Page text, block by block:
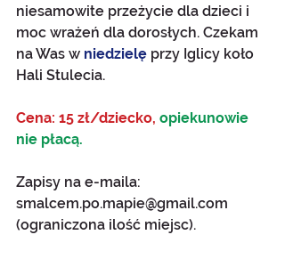
niesamowite przeżycie dla dzieci i
moc wrażeń dla dorosłych. Czekam
na Was w niedzielę przy Iglicy koło
Hali Stulecia.
Cena: 15 zł/dziecko, opiekunowie
nie płacą.
Zapisy na e-maila:
smalcem.po.mapie@gmail.com
(ograniczona ilość miejsc).